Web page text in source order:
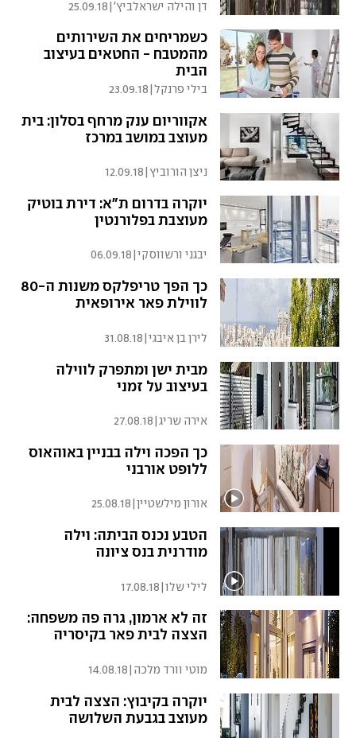
דן והילה ישראלביץ'|
25.09.18
כשמריחים את השירותים
מהמטבח - החטאים בעיצוב
הבית
בילי פרנקל|
23.09.18
אקווריום ענק מרחף בסלון: בית
מעוצב במושב במרכז
ניצן הורוביץ 12.09.18
יוקרה בדרום ת"א: דירת בוטיק
מעוצבת בפלורנטין
יבגני ורשווסקי|
06.09.18
כך הפך טריפלקס משנות ה-80
לווילת פאר אירופאית
לירן בן איבגי|
31.08.18
מבית ישן ומתפרק לווילה
בעיצוב על זמני
אירה שריג|
27.08.18
כך הפכה וילה בבניין באוהאוס
ללופט אורבני
אורון מילשטיין|
25.08.18
הטבע נכנס הביתה: וילה
מודרנית בנס ציונה
לילי שלו|
17.08.18
זה לא ארמון, גרה פה משפחה:
הצצה לבית פאר בקיסריה
מוטי וורד מלכה 14.08.18
יוקרה בקיבוץ: הצצה לבית
מעוצב בגבעת השלושה